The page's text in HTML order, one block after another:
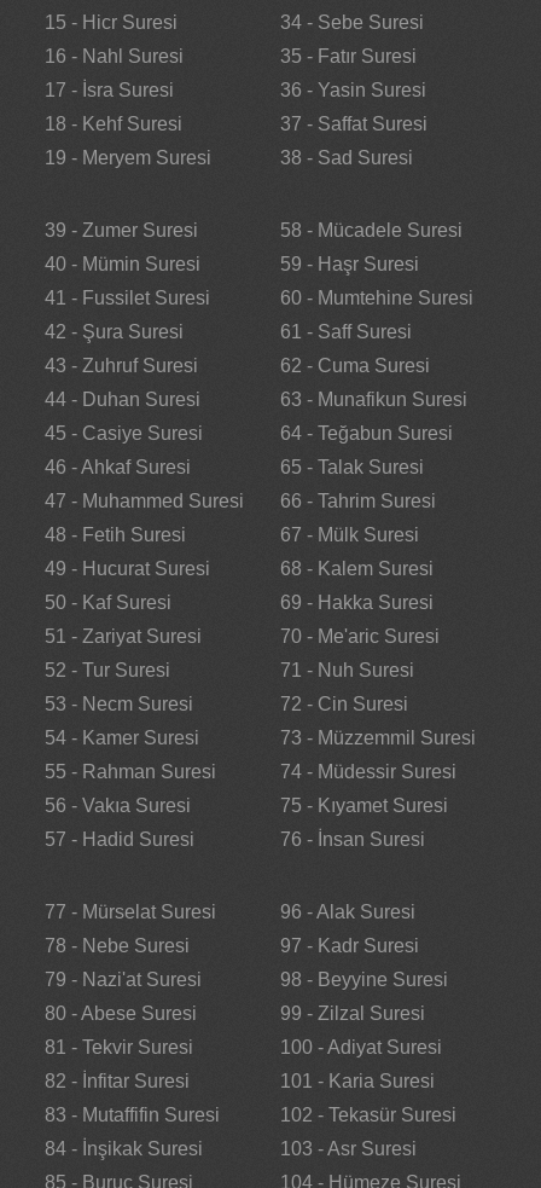
15 - Hicr Suresi
16 - Nahl Suresi
17 - İsra Suresi
18 - Kehf Suresi
19 - Meryem Suresi
34 - Sebe Suresi
35 - Fatır Suresi
36 - Yasin Suresi
37 - Saffat Suresi
38 - Sad Suresi
39 - Zumer Suresi
40 - Mümin Suresi
41 - Fussilet Suresi
42 - Şura Suresi
43 - Zuhruf Suresi
44 - Duhan Suresi
45 - Casiye Suresi
46 - Ahkaf Suresi
47 - Muhammed Suresi
48 - Fetih Suresi
49 - Hucurat Suresi
50 - Kaf Suresi
51 - Zariyat Suresi
52 - Tur Suresi
53 - Necm Suresi
54 - Kamer Suresi
55 - Rahman Suresi
56 - Vakıa Suresi
57 - Hadid Suresi
58 - Mücadele Suresi
59 - Haşr Suresi
60 - Mumtehine Suresi
61 - Saff Suresi
62 - Cuma Suresi
63 - Munafikun Suresi
64 - Teğabun Suresi
65 - Talak Suresi
66 - Tahrim Suresi
67 - Mülk Suresi
68 - Kalem Suresi
69 - Hakka Suresi
70 - Me'aric Suresi
71 - Nuh Suresi
72 - Cin Suresi
73 - Müzzemmil Suresi
74 - Müdessir Suresi
75 - Kıyamet Suresi
76 - İnsan Suresi
77 - Mürselat Suresi
78 - Nebe Suresi
79 - Nazi'at Suresi
80 - Abese Suresi
81 - Tekvir Suresi
82 - İnfitar Suresi
83 - Mutaffifin Suresi
84 - İnşikak Suresi
85 - Buruc Suresi
96 - Alak Suresi
97 - Kadr Suresi
98 - Beyyine Suresi
99 - Zilzal Suresi
100 - Adiyat Suresi
101 - Karia Suresi
102 - Tekasür Suresi
103 - Asr Suresi
104 - Hümeze Suresi